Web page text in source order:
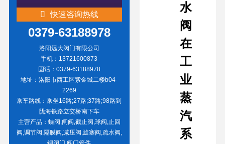
快速咨询热线
0379-63188978
洛阳远大阀门有限公司
手机：13721600873
固话：0379-63188978
地址：洛阳市西工区紫金城二楼b04-
2269
乘车路线：乘坐16路;27路;37路;98路到
陇海铁路立交桥南下车
主营产品：蝶阀,闸阀,截止阀,球阀,止回
阀,调节阀,隔膜阀,减压阀,旋塞阀,疏水阀,
水
阀
在
工
业
蒸
汽
系